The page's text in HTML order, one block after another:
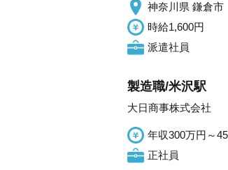
神奈川県 鎌倉市
時給1,600円
派遣社員
製造職/米沢駅
大日商事株式会社
年収300万円～
正社員